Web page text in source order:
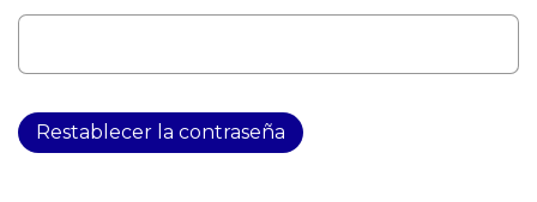
Restablecer la contraseña
$450,00 + AGREGAR